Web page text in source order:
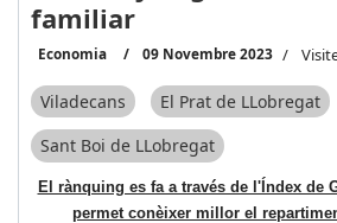
familiar
Economia 09 Novembre 2023
Viladecans
El Prat de LLobregat
Sant Boi de LLobregat
El rànquing es fa a través de l'Índex de
permet conèixer millor el